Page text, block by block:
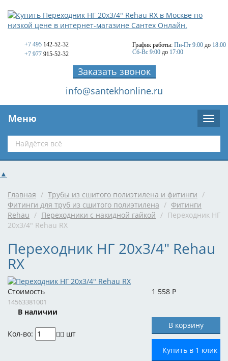
+7 495 142-52-32
+7 977 915-52-32
График работы: Пн-Пт 9:00 до 18:00
Сб-Вс 9:00 до 17:00
Заказать звонок
info@santekhonline.ru
Меню
▲
Главная / Трубы из сшитого полиэтилена и фитинги /
Фитинги для труб из сшитого полиэтилена / Фитинги
Rehau / Переходники с накидной гайкой / Переходник НГ
20x3/4" Rehau RX
Переходник НГ 20x3/4" Rehau
RX
Стоимость 1 558 Р
14563381001
В наличии
Кол-во:
шт
Купить в 1 клик